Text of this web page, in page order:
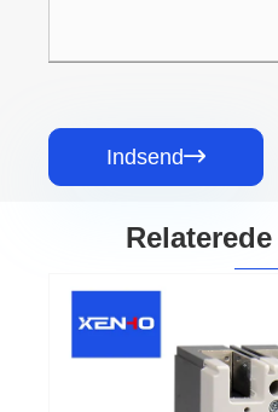
Indsend
250A muldkasse